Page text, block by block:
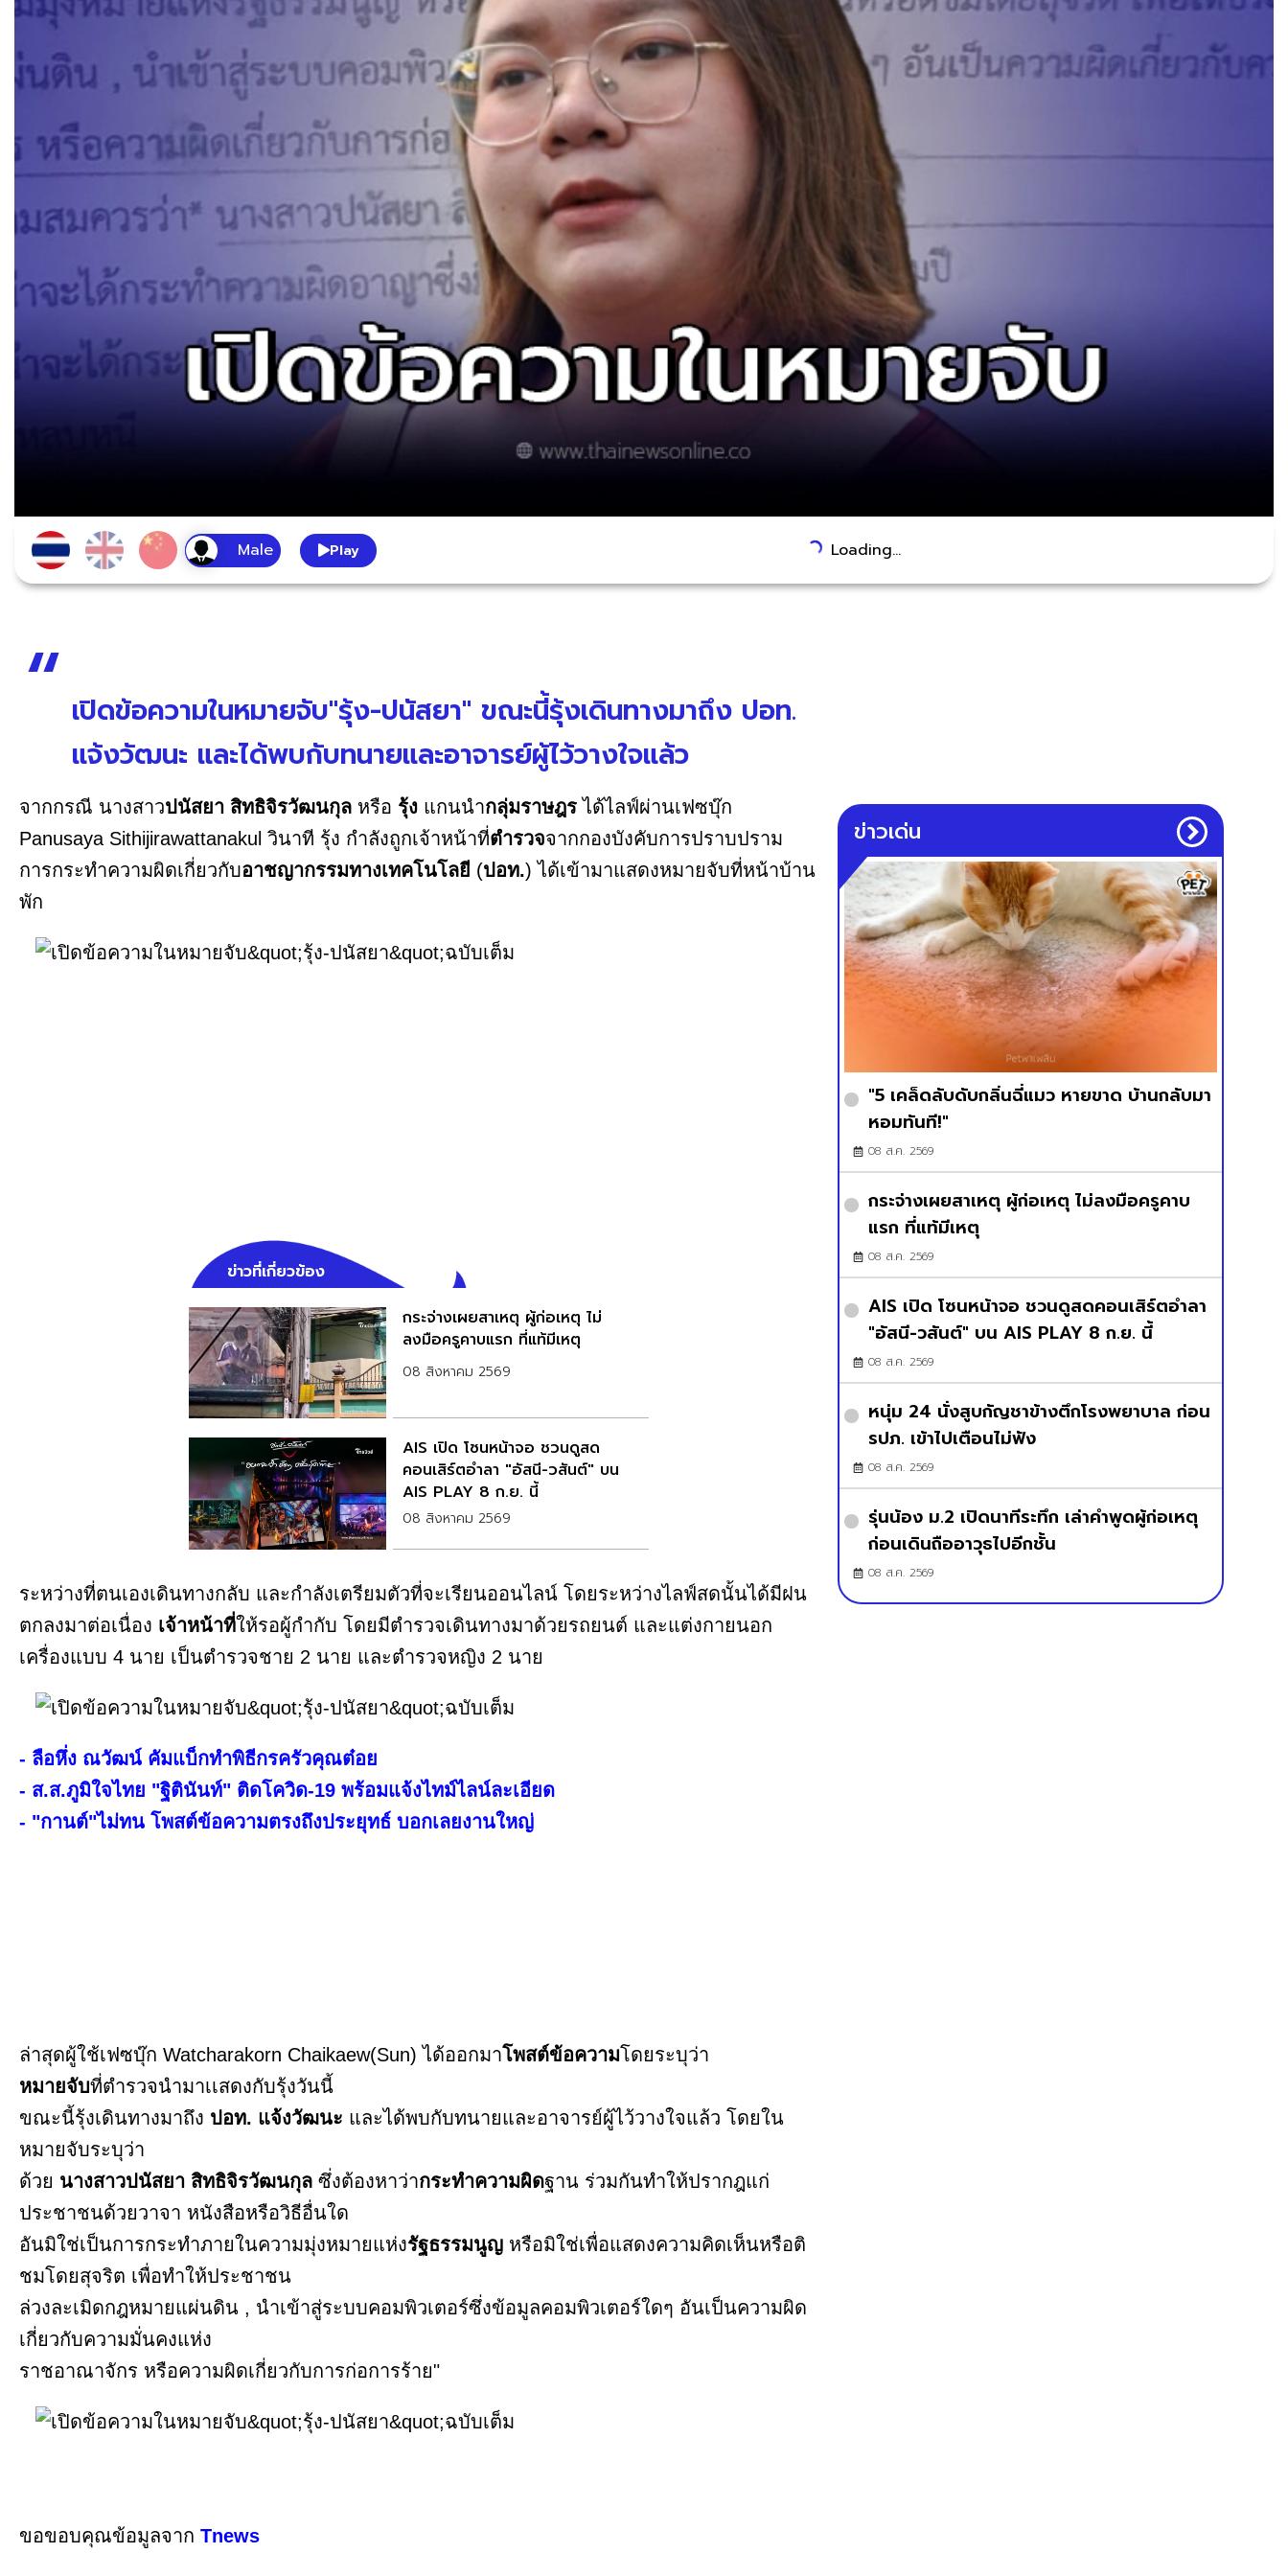
Play Loading...
เปิดข้อความในหมายจับ"รุ้ง-ปนัสยา" ขณะนี้รุ้งเดินทางมาถึง ปอท.
แจ้งวัฒนะ และได้พบกับทนายและอาจารย์ผู้ไว้วางใจแล้ว
จากกรณี นางสาวปนัสยา สิทธิจิรวัฒนกุล หรือ รุ้ง แกนนำกลุ่มราษฎร ได้ไลฟ์ผ่านเฟซบุ๊ก
Panusaya Sithijirawattanakul วินาที รุ้ง กำลังถูกเจ้าหน้าที่ตำรวจจากกองบังคับการปราบปราม
การกระทำความผิดเกี่ยวกับอาชญากรรมทางเทคโนโลยี (ปอท.) ได้เข้ามาแสดงหมายจับที่หน้าบ้าน
พัก
ข่าวที่เกี่ยวข้อง
กระจ่างเผยสาเหตุ ผู้ก่อเหตุ ไม่
ลงมือครูคาบแรก ที่แท้มีเหตุ
08 สิงหาคม 2569
AIS เปิด โซนหน้าจอ ชวนดูสด
คอนเสิร์ตอำลา "อัสนี-วสันต์" บน
AIS PLAY 8 ก.ย. นี้
08 สิงหาคม 2569
ระหว่างที่ตนเองเดินทางกลับ และกำลังเตรียมตัวที่จะเรียนออนไลน์ โดยระหว่างไลฟ์สดนั้นได้มีฝน
ตกลงมาต่อเนื่อง เจ้าหน้าที่ให้รอผู้กำกับ โดยมีตำรวจเดินทางมาด้วยรถยนต์ และแต่งกายนอก
เครื่องแบบ 4 นาย เป็นตำรวจชาย 2 นาย และตำรวจหญิง 2 นาย
- ลือหึ่ง ณวัฒน์ คัมแบ็กทำพิธีกรครัวคุณต๋อย
- ส.ส.ภูมิใจไทย "ฐิตินันท์" ติดโควิด-19 พร้อมแจ้งไทม์ไลน์ละเอียด
- "กานต์"ไม่ทน โพสต์ข้อความตรงถึงประยุทธ์ บอกเลยงานใหญ่
ล่าสุดผู้ใช้เฟซบุ๊ก Watcharakorn Chaikaew(Sun) ได้ออกมาโพสต์ข้อความโดยระบุว่า
หมายจับที่ตำรวจนำมาเเสดงกับรุ้งวันนี้
ขณะนี้รุ้งเดินทางมาถึง ปอท. แจ้งวัฒนะ และได้พบกับทนายและอาจารย์ผู้ไว้วางใจแล้ว โดยใน
หมายจับระบุว่า
ด้วย นางสาวปนัสยา สิทธิจิรวัฒนกุล ซึ่งต้องหาว่ากระทำความผิดฐาน ร่วมกันทำให้ปรากฎแก่
ประชาชนด้วยวาจา หนังสือหรือวิธีอื่นใด
อันมิใช่เป็นการกระทำภายในความมุ่งหมายแห่งรัฐธรรมนูญ หรือมิใช่เพื่อแสดงความคิดเห็นหรือติ
ชมโดยสุจริต เพื่อทำให้ประชาชน
ล่วงละเมิดกฎหมายแผ่นดิน , นำเข้าสู่ระบบคอมพิวเตอร์ซึ่งข้อมูลคอมพิวเตอร์ใดๆ อันเป็นความผิด
เกี่ยวกับความมั่นคงแห่ง
ราชอาณาจักร หรือความผิดเกี่ยวกับการก่อการร้าย"
ขอขอบคุณข้อมูลจาก Tnews
ข่าวเด่น
"5 เคล็ดลับดับกลิ่นฉี่แมว หายขาด บ้านกลับมา
หอมทันที!"
08 ส.ค. 2569
กระจ่างเผยสาเหตุ ผู้ก่อเหตุ ไม่ลงมือครูคาบ
แรก ที่แท้มีเหตุ
08 ส.ค. 2569
AIS เปิด โซนหน้าจอ ชวนดูสดคอนเสิร์ตอำลา
"อัสนี-วสันต์" บน AIS PLAY 8 ก.ย. นี้
08 ส.ค. 2569
หนุ่ม 24 นั่งสูบกัญชาข้างตึกโรงพยาบาล ก่อน
รปภ. เข้าไปเตือนไม่ฟัง
08 ส.ค. 2569
รุ่นน้อง ม.2 เปิดนาทีระทึก เล่าคำพูดผู้ก่อเหตุ
ก่อนเดินถืออาวุธไปอีกชั้น
08 ส.ค. 2569